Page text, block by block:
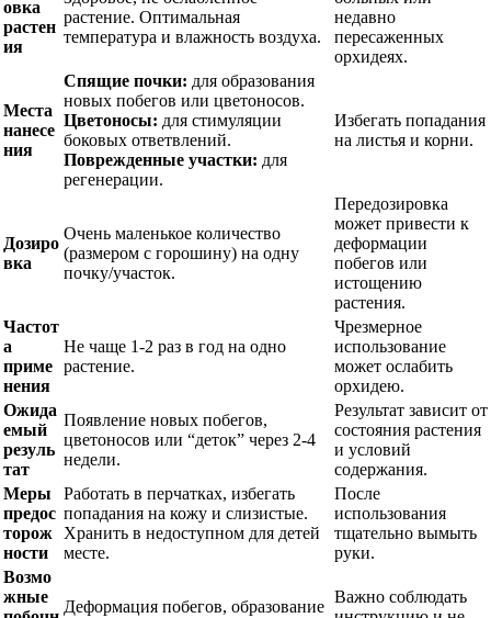
овка
растен
ия
растение. Оптимальная
температура и влажность воздуха.
недавно
пересаженных
орхидеях.
Места
нанесе
ния
Спящие почки: для образования
новых побегов или цветоносов.
Цветоносы: для стимуляции
боковых ответвлений.
Поврежденные участки: для
регенерации.
Избегать попадания
на листья и корни.
Дозиро
вка
Очень маленькое количество
(размером с горошину) на одну
почку/участок.
Передозировка
может привести к
деформации
побегов или
истощению
растения.
Частот
а
приме
нения
Не чаще 1-2 раз в год на одно
растение.
Чрезмерное
использование
может ослабить
орхидею.
Ожида
емый
резуль
тат
Появление новых побегов,
цветоносов или “деток” через 2-4
недели.
Результат зависит от
состояния растения
и условий
содержания.
Меры
предос
торож
ности
Работать в перчатках, избегать
попадания на кожу и слизистые.
Хранить в недоступном для детей
месте.
После
использования
тщательно вымыть
руки.
Возмо
жные
Деформация побегов, образование
Важно соблюдать